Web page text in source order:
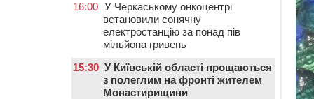
16:00 У Черкаському онкоцентрі
встановили сонячну
електростанцію за понад пів
мільйона гривень
15:30 У Київській області прощаються
з полеглим на фронті жителем
Монастирищини